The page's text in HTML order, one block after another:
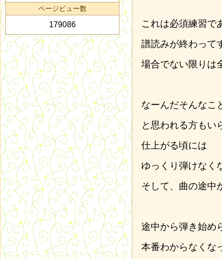
これは必須練習で
譜読みが終わって
場合でない限りは
なーんだそんなこ
と思われる方もい
仕上がる頃には
ゆっくり弾けなく
そして、曲の途中
途中から弾き始め
本番わからなくな
ページビュー数
179086